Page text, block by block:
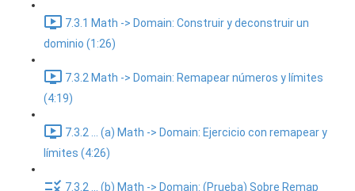
7.3.1 Math -> Domain: Construir y deconstruir un
dominio (1:26)
7.3.2 Math -> Domain: Remapear números y límites
(4:19)
7.3.2 ... (a) Math -> Domain: Ejercicio con remapear y
límites (4:26)
7.3.2 ... (b) Math -> Domain: (Prueba) Sobre Remap